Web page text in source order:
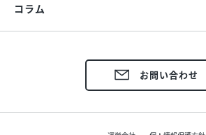
コラム
お問い合わせ